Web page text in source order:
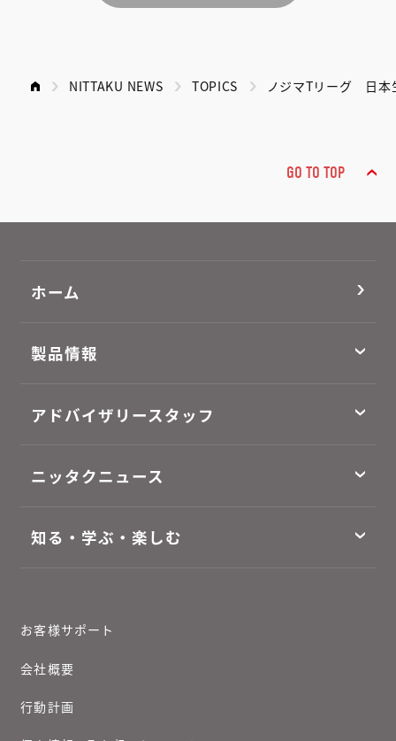
NITTAKU NEWS TOPICS ノジマTリーグ 日本
GO TO TOP
ホーム
製品情報
アドバイザリースタッフ
ニッタクニュース
知る・学ぶ・楽しむ
お客様サポート
会社概要
行動計画